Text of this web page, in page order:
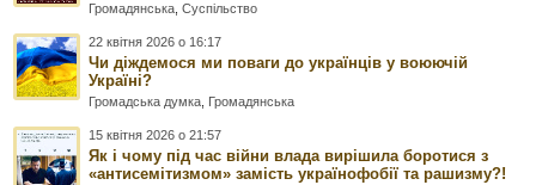
Громадянська,Суспільство
22 квітня 2026 о 16:17
Чи діждемося ми поваги до українців у воюючій
Україні?
Громадська думка, Громадянська
15 квітня 2026 о 21:57
Як і чому під час війни влада вирішила боротися з
«антисемітизмом» замість українофобії та рашизму?!